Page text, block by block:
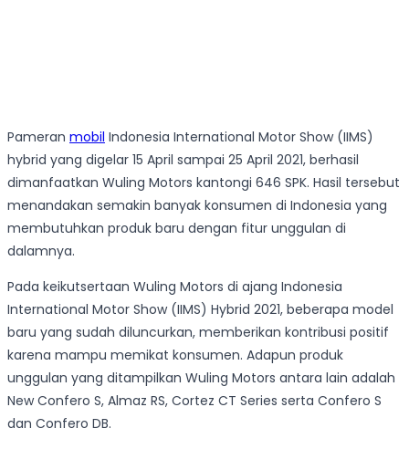
Pameran mobil Indonesia International Motor Show (IIMS)
hybrid yang digelar 15 April sampai 25 April 2021, berhasil
dimanfaatkan Wuling Motors kantongi 646 SPK. Hasil tersebut
menandakan semakin banyak konsumen di Indonesia yang
membutuhkan produk baru dengan fitur unggulan di
dalamnya.
Pada keikutsertaan Wuling Motors di ajang Indonesia
International Motor Show (IIMS) Hybrid 2021, beberapa model
baru yang sudah diluncurkan, memberikan kontribusi positif
karena mampu memikat konsumen. Adapun produk
unggulan yang ditampilkan Wuling Motors antara lain adalah
New Confero S, Almaz RS, Cortez CT Series serta Confero S
dan Confero DB.